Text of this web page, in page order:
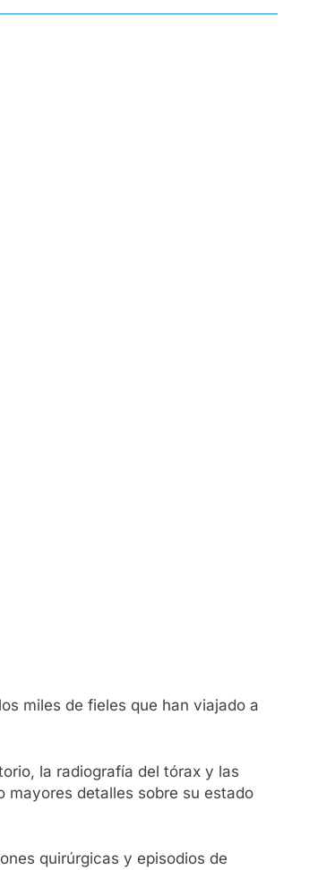
miles de fieles que han viajado a
la radiografía del tórax y las
mayores detalles sobre su estado
quirúrgicas y episodios de